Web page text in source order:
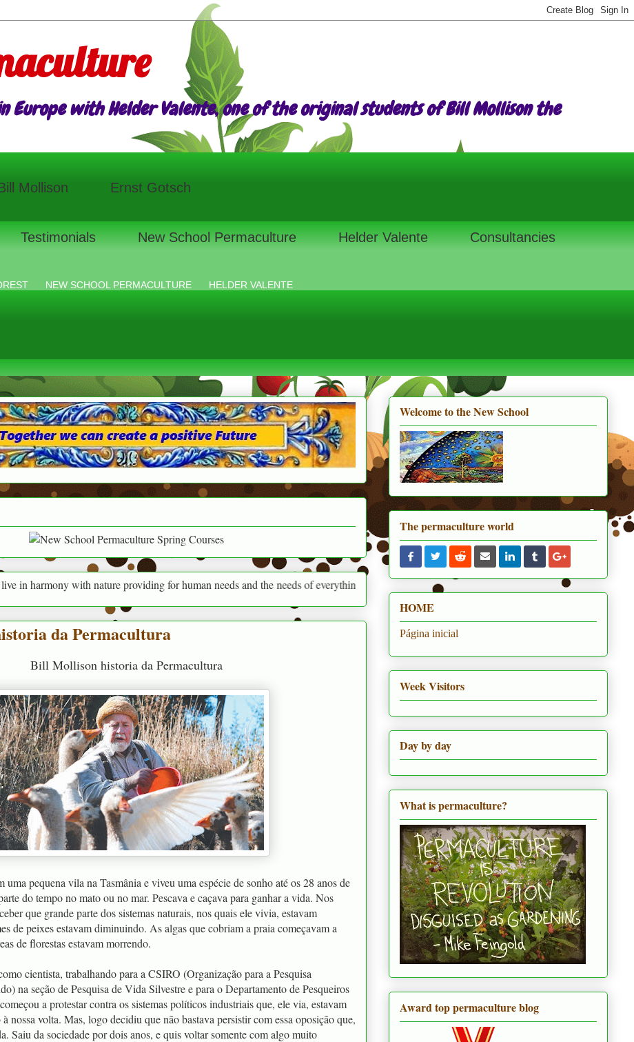
Europe with Helder Valente, one of the original students of Bill Mollison the
Mollison Ernst Gotsch
Testimonials New School Permaculture Helder Valente Consultancies
NEW SCHOOL PERMACULTURE HELDER VALENTE
with nature providing for human needs and the needs of everything around us
da Permacultura
Bill Mollison historia da Permacultura
pequena vila na Tasmânia e viveu uma espécie de sonho até os 28 anos de
do tempo no mato ou no mar. Pescava e caçava para ganhar a vida. Nos
que grande parte dos sistemas naturais, nos quais ele vivia, estavam
de peixes estavam diminuindo. As algas que cobriam a praia começavam a
de florestas estavam morrendo.
cientista, trabalhando para a CSIRO (Organização para a Pesquisa
na seção de Pesquisa de Vida Silvestre e para o Departamento de Pesqueiros
a protestar contra os sistemas políticos industriais que, ele via, estavam
nossa volta. Mas, logo decidiu que não bastava persistir com essa oposição que,
Saiu da sociedade por dois anos, e quis voltar somente com algo muito
Welcome to the New School
The permaculture world
HOME
Página inicial
Week Visitors
Day by day
What is permaculture?
Award top permaculture blog